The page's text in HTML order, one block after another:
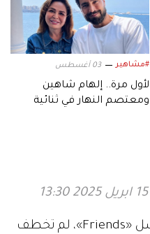
#مشاهير 03 أغسطس
لأول مرة.. إلهام شاهين
ومعتصم النهار في ثنائية
منذ أول ظهور لها في مسلسل «Friends»، لم تخطف